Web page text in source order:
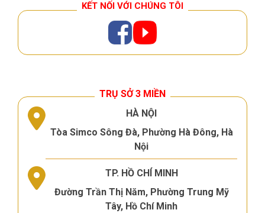
KẾT NỐI VỚI CHÚNG TÔI
TRỤ SỞ 3 MIỀN
HÀ NỘI
Tòa Simco Sông Đà, Phường Hà Đông, Hà
Nội
TP. HỒ CHÍ MINH
Đường Trần Thị Năm, Phường Trung Mỹ
Tây, Hồ Chí Minh